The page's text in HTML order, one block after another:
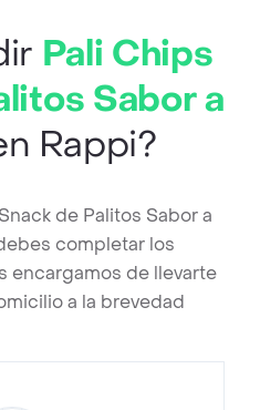
Pali Chips
Sabor a
Rappi?
de Palitos Sabor a
completar los
encargamos de llevarte
a la brevedad